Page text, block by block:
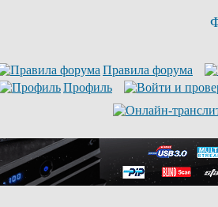
Правила форума
Профиль